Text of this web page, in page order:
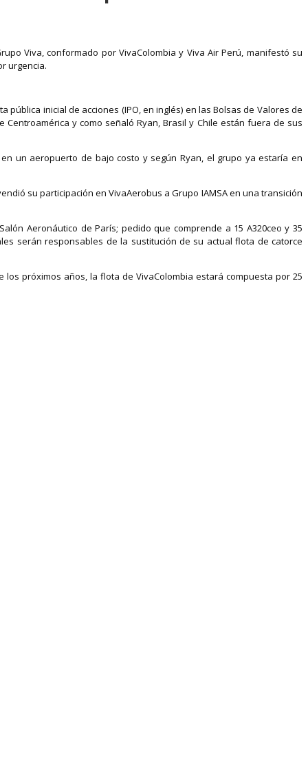
Viva, conformado por VivaColombia y Viva Air Perú, manifestó su
urgencia.
inicial de acciones (IPO, en inglés) en las Bolsas de Valores de
y como señaló Ryan, Brasil y Chile están fuera de sus
un aeropuerto de bajo costo y según Ryan, el grupo ya estaría en
su participación en VivaAerobus a Grupo IAMSA en una transición
Aeronáutico de París; pedido que comprende a 15 A320ceo y 35
serán responsables de la sustitución de su actual flota de catorce
próximos años, la flota de VivaColombia estará compuesta por 25